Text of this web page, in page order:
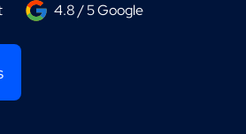
4.8 / 5 Google